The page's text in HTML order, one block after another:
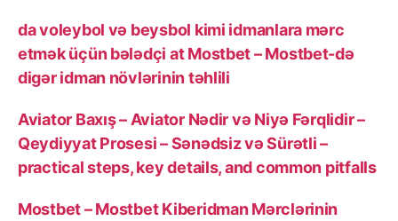
da voleybol və beysbol kimi idmanlara mərc
etmək üçün bələdçi at Mostbet – Mostbet-də
digər idman növlərinin təhlili
Aviator Baxış – Aviator Nədir və Niyə Fərqlidir –
Qeydiyyat Prosesi – Sənədsiz və Sürətli –
practical steps, key details, and common pitfalls
Mostbet – Mostbet Kiberidman Mərclərinin